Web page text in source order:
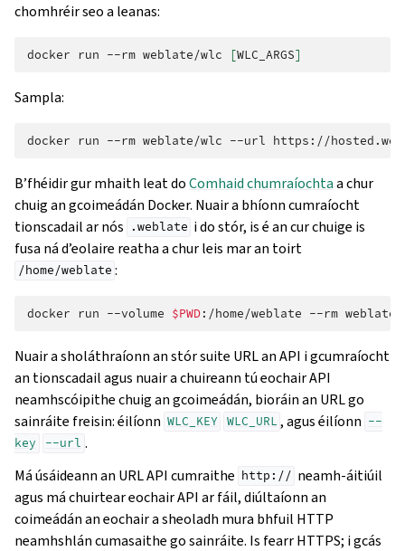
chomhréir seo a leanas:
docker run --rm weblate/wlc [WLC_ARGS]
Sampla:
docker run --rm weblate/wlc --url https://
B’fhéidir gur mhaith leat doComhaid chumraíochtaa chur
chuig an gcoimeádán Docker. Nuair a bhíonn cumraíocht
tionscadail ar nós
.weblate i do stór, is é an cur chuige is
fusa ná d’eolaire reatha a chur leis mar an toirt
/home/weblate :
docker run --volume $PWD:/home/weblate --rm
Nuair a sholáthraíonn an stór suite URL an API i gcumraíocht
an tionscadail agus nuair a chuireann tú eochair API
neamhscóipithe chuig an gcoimeádán, bioráin an URL go
sainráite freisin: éilíonn WLC_KEY WLC_URL , agus éilíonn --
key
--url .
Má úsáideann an URL API cumraithe http:// neamh-áitiúil
agus má chuirtear eochair API ar fáil, diúltaíonn an
coimeádán an eochair a sheoladh mura bhfuil HTTP
neamhshlán cumasaithe go sainráite. Is fearr HTTPS; i gcás